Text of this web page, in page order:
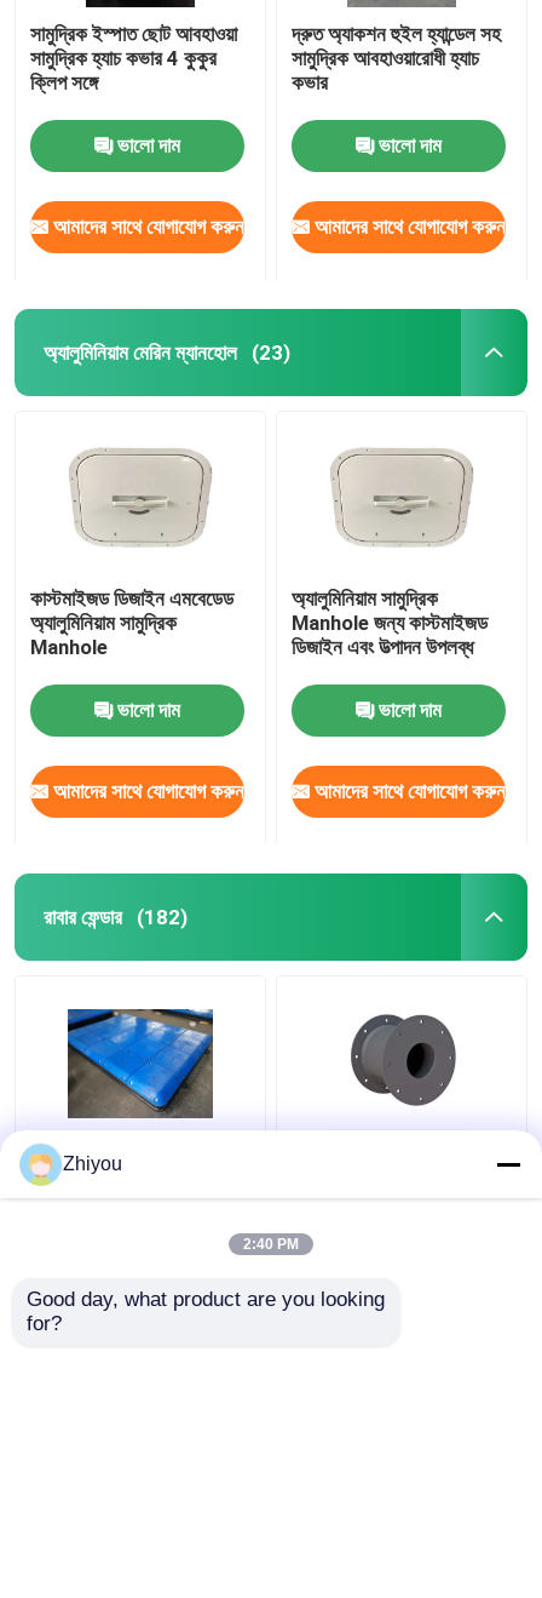
সামুদ্রিক ইস্পাত ছোট আবহাওয়া
সামুদ্রিক হ্যাচ কভার 4 কুকুর
ক্লিপ সঙ্গে
ভালো দাম
আমাদের সাথে যোগাযোগ করুন
দ্রুত অ্যাকশন হুইল হ্যান্ডেল সহ
সামুদ্রিক আবহাওয়ারোধী হ্যাচ
কভার
ভালো দাম
আমাদের সাথে যোগাযোগ করুন
অ্যালুমিনিয়াম মেরিন ম্যানহোল (23)
কাস্টমাইজড ডিজাইন এমবেডেড
অ্যালুমিনিয়াম সামুদ্রিক
Manhole
ভালো দাম
আমাদের সাথে যোগাযোগ করুন
অ্যালুমিনিয়াম সামুদ্রিক
Manhole জন্য কাস্টমাইজড
ডিজাইন এবং উত্পাদন উপলব্ধ
ভালো দাম
আমাদের সাথে যোগাযোগ করুন
রাবার ফেন্ডার (182)
কাস্টমাইজড ইউএইচএমডাব্লু -
পিই ফেস প্যাডস ইম্পিংমেন্ট বোল্ট
কম টিল্ট কম্প্রেশন বৈশিষ্ট্যযুক্ত
Zhiyou
2:40 PM
Good day, what product are you looking
for?